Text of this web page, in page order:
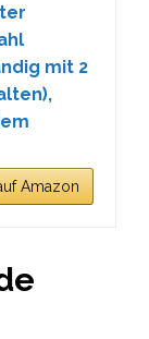
mit 2
Amazon